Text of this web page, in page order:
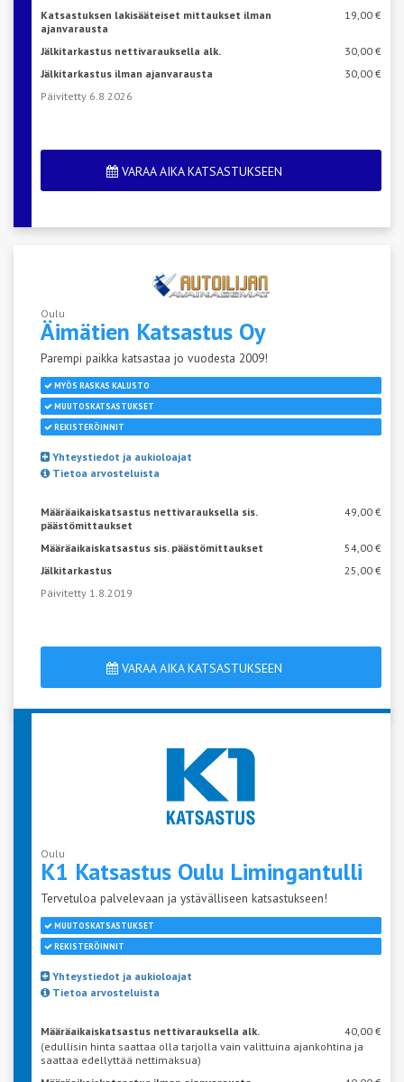
Katsastuksen lakisääteiset mittaukset ilman
ajanvarausta
19,00 €
Jälkitarkastus nettivarauksella alk.
30,00 €
Jälkitarkastus ilman ajanvarausta
30,00 €
Päivitetty 6.8.2026
VARAA AIKA KATSASTUKSEEN
Oulu
Äimätien Katsastus Oy
Parempi paikka katsastaa jo vuodesta 2009!
MYÖS RASKAS KALUSTO
MUUTOSKATSASTUKSET
REKISTERÖINNIT
Yhteystiedot ja aukioloajat
Tietoa arvosteluista
Määräaikaiskatsastus nettivarauksella sis.
päästömittaukset
49,00 €
Määräaikaiskatsastus sis. päästömittaukset
54,00 €
Jälkitarkastus
25,00 €
Päivitetty 1.8.2019
VARAA AIKA KATSASTUKSEEN
Oulu
K1 Katsastus Oulu Limingantulli
Tervetuloa palvelevaan ja ystävälliseen katsastukseen!
MUUTOSKATSASTUKSET
REKISTERÖINNIT
Yhteystiedot ja aukioloajat
Tietoa arvosteluista
Määräaikaiskatsastus nettivarauksella alk.
40,00 €
(edullisin hinta saattaa olla tarjolla vain valittuina ajankohtina ja
saattaa edellyttää nettimaksua)